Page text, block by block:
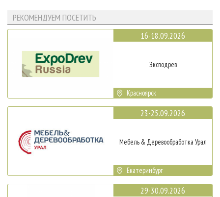
РЕКОМЕНДУЕМ ПОСЕТИТЬ
16-18.09.2026
Эксподрев
Красноярск
23-25.09.2026
Мебель & Деревообработка Урал
Екатеринбург
29-30.09.2026